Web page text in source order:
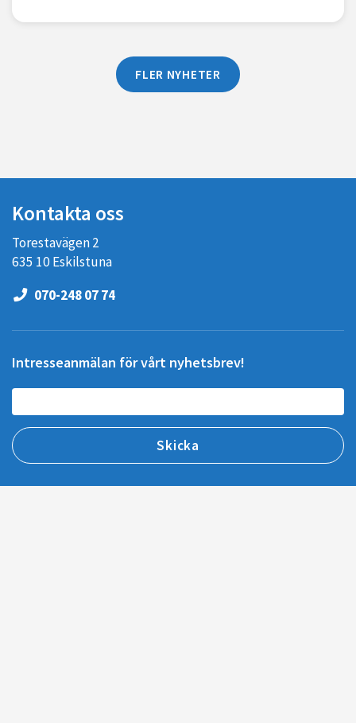
FLER NYHETER
Kontakta oss
Torestavägen 2
635 10 Eskilstuna
070-248 07 74
Intresseanmälan för vårt nyhetsbrev!